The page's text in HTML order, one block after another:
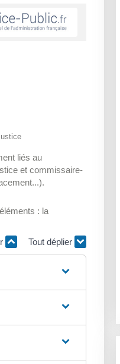
liés au
et commissaire-
: la
Tout déplier